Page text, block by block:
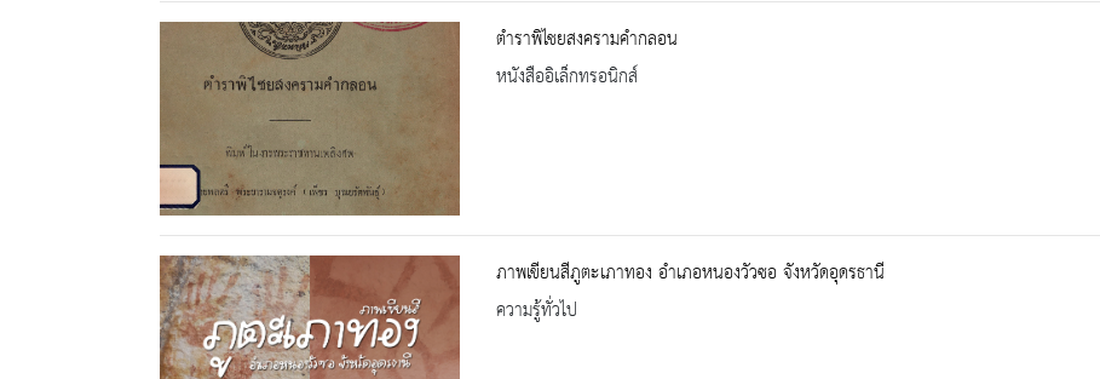
ตำราพิไชยสงครามคำกลอน
หนังสืออิเล็กทรอนิกส์
ภาพเขียนสีภูตะเภาทอง อำเภอหนองวัวซอ จังหวัดอุดรธานี
ความรู้ทั่วไป